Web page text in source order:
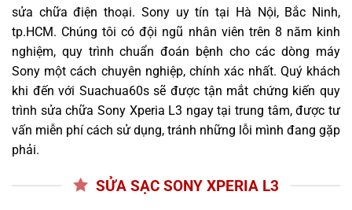
sửa chữa điện thoại. Sony uy tín tại Hà Nội, Bắc Ninh,
tp.HCM. Chúng tôi có đội ngũ nhân viên trên 8 năm kinh
nghiệm, quy trình chuẩn đoán bệnh cho các dòng máy
Sony một cách chuyên nghiệp, chính xác nhất. Quý khách
khi đến với Suachua60s sẽ được tận mắt chứng kiến quy
trình sửa chữa Sony Xperia L3 ngay tại trung tâm, được tư
vấn miễn phí cách sử dụng, tránh những lỗi mình đang gặp
phải.
SỬA SẠC SONY XPERIA L3